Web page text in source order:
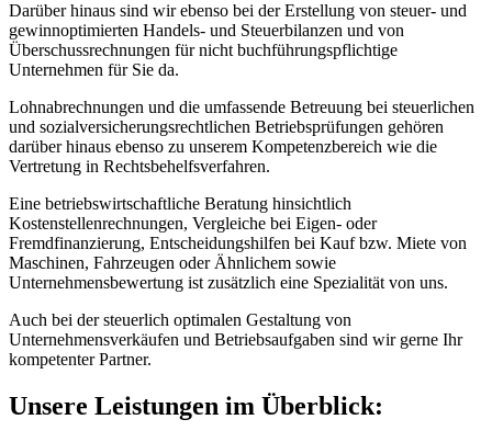
Darüber hinaus sind wir ebenso bei der Erstellung von steuer- und
gewinnoptimierten Handels- und Steuerbilanzen und von
Überschussrechnungen für nicht buchführungspflichtige
Unternehmen für Sie da.
Lohnabrechnungen und die umfassende Betreuung bei steuerlichen
und sozialversicherungsrechtlichen Betriebsprüfungen gehören
darüber hinaus ebenso zu unserem Kompetenzbereich wie die
Vertretung in Rechtsbehelfsverfahren.
Eine betriebswirtschaftliche Beratung hinsichtlich
Kostenstellenrechnungen, Vergleiche bei Eigen- oder
Fremdfinanzierung, Entscheidungshilfen bei Kauf bzw. Miete von
Maschinen, Fahrzeugen oder Ähnlichem sowie
Unternehmensbewertung ist zusätzlich eine Spezialität von uns.
Auch bei der steuerlich optimalen Gestaltung von
Unternehmensverkäufen und Betriebsaufgaben sind wir gerne Ihr
kompetenter Partner.
Unsere Leistungen im Überblick: